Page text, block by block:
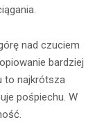
nad czuciem
bardziej
to najkrótsza
pośpiechu. W